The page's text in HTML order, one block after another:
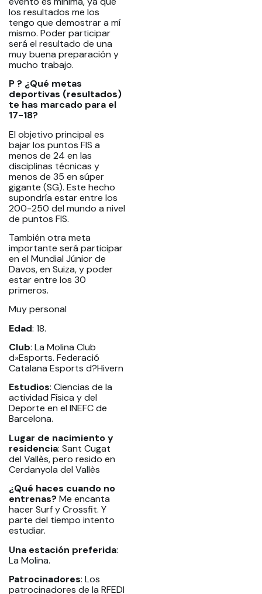
los resultados me los
tengo que demostrar a mí
mismo. Poder participar
será el resultado de una
muy buena preparación y
mucho trabajo.
P ? ¿Qué metas
deportivas (resultados)
te has marcado para el
17-18?
El objetivo principal es
bajar los puntos FIS a
menos de 24 en las
disciplinas técnicas y
menos de 35 en súper
gigante (SG). Este hecho
supondría estar entre los
200-250 del mundo a nivel
de puntos FIS.
También otra meta
importante será participar
en el Mundial Júnior de
Davos, en Suiza, y poder
estar entre los 30
primeros.
Muy personal
Edad: 18.
Club: La Molina Club
d»Esports. Federació
Catalana Esports d?Hivern
Estudios: Ciencias de la
actividad Física y del
Deporte en el INEFC de
Barcelona.
Lugar de nacimiento y
residencia: Sant Cugat
del Vallès, pero resido en
Cerdanyola del Vallès
¿Qué haces cuando no
entrenas? Me encanta
hacer Surf y Crossfit. Y
parte del tiempo intento
estudiar.
Una estación preferida:
La Molina.
Patrocinadores: Los
patrocinadores de la RFEDI